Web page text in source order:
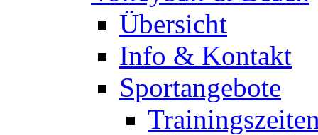
Übersicht
Info & Kontakt
Sportangebote